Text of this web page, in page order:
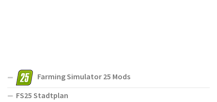
Farming Simulator 25 Mods
FS25 Stadtplan